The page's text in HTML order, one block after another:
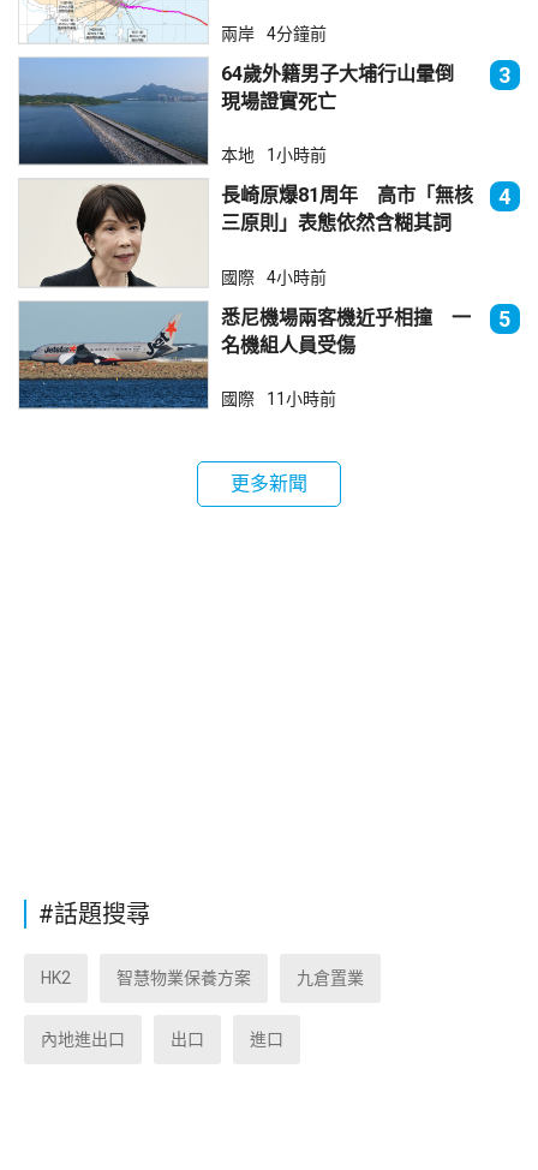
兩岸 4分鐘前
64歲外籍男子大埔行山暈倒
現場證實死亡
3
本地 1小時前
長崎原爆81周年 高市「無核
三原則」表態依然含糊其詞
4
國際 4小時前
悉尼機場兩客機近乎相撞 一
名機組人員受傷
5
國際 11小時前
更多新聞
#話題搜尋
HK2 智慧物業保養方案 九倉置業
內地進出口 出口 進口